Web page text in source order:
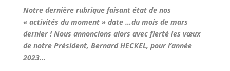
Notre dernière rubrique faisant état de nos
« activités du moment » date …du mois de mars
dernier ! Nous annoncions alors avec fierté les vœux
de notre Président, Bernard HECKEL, pour l’année
2023…